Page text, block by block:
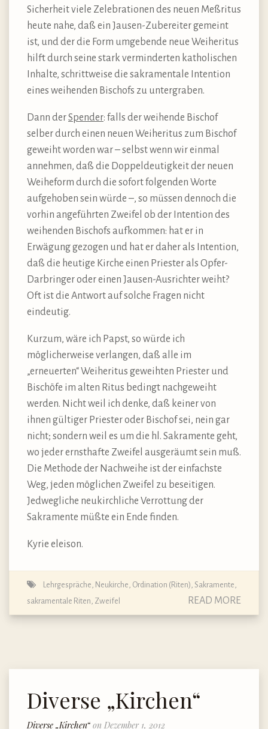
Sicherheit viele Zelebrationen des neuen Meßritus
heute nahe, daß ein Jausen-Zubereiter gemeint
ist, und der die Form umgebende neue Weiheritus
hilft durch seine stark verminderten katholischen
Inhalte, schrittweise die sakramentale Intention
eines weihenden Bischofs zu untergraben.
Dann derSpender: falls der weihende Bischof
selber durch einen neuen Weiheritus zum Bischof
geweiht worden war – selbst wenn wir einmal
annehmen, daß die Doppeldeutigkeit der neuen
Weiheform durch die sofort folgenden Worte
aufgehoben sein würde –, so müssen dennoch die
vorhin angeführten Zweifel ob der Intention des
weihenden Bischofs aufkommen: hat er in
Erwägung gezogen und hat er daher als Intention,
daß die heutige Kirche einen Priester als Opfer-
Darbringer oder einen Jausen-Ausrichter weiht?
Oft ist die Antwort auf solche Fragen nicht
eindeutig.
Kurzum, wäre ich Papst, so würde ich
möglicherweise verlangen, daß alle im
„erneuerten“ Weiheritus geweihten Priester und
Bischöfe im alten Ritus bedingt nachgeweiht
werden. Nicht weil ich denke, daß keiner von
ihnen gültiger Priester oder Bischof sei, nein gar
nicht; sondern weil es um die hl. Sakramente geht,
wo jeder ernsthafte Zweifel ausgeräumt sein muß.
Die Methode der Nachweihe ist der einfachste
Weg, jeden möglichen Zweifel zu beseitigen.
Jedwegliche neukirchliche Verrottung der
Sakramente müßte ein Ende finden.
Kyrie eleison.
Lehrgespräche Neukirche Ordination (Riten) Sakramente,
sakramentale Riten Zweifel READ MORE
Diverse „Kirchen“
Diverse „Kirchen“ on Dezember 1, 2012